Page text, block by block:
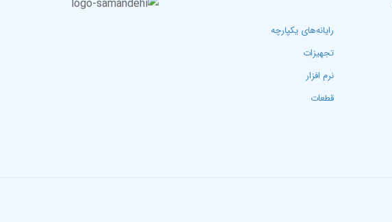
رایانه‌های یکپارچه
تجهیزات
نرم افزار
قطعات